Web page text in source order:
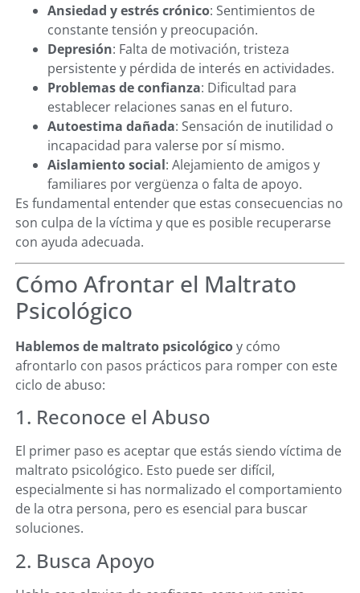
Ansiedad y estrés crónico: Sentimientos de
constante tensión y preocupación.
Depresión: Falta de motivación, tristeza
persistente y pérdida de interés en actividades.
Problemas de confianza: Dificultad para
establecer relaciones sanas en el futuro.
Autoestima dañada: Sensación de inutilidad o
incapacidad para valerse por sí mismo.
Aislamiento social: Alejamiento de amigos y
familiares por vergüenza o falta de apoyo.
Es fundamental entender que estas consecuencias no
son culpa de la víctima y que es posible recuperarse
con ayuda adecuada.
Cómo Afrontar el Maltrato
Psicológico
Hablemos de maltrato psicológicoy cómo
afrontarlo con pasos prácticos para romper con este
ciclo de abuso:
1. Reconoce el Abuso
El primer paso es aceptar que estás siendo víctima de
maltrato psicológico. Esto puede ser difícil,
especialmente si has normalizado el comportamiento
de la otra persona, pero es esencial para buscar
soluciones.
2. Busca Apoyo